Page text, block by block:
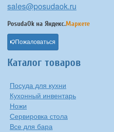
sales@posudaok.ru
PosudaOk на Яндекс.Маркете
Пожаловаться
Каталог товаров
Посуда для кухни
Кухонный инвентарь
Ножи
Сервировка стола
Все для бара